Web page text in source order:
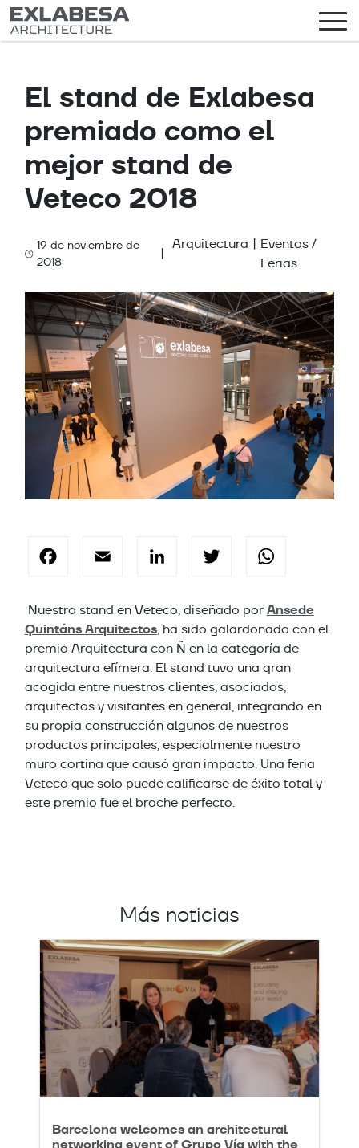
El stand de Exlabesa
premiado como el
mejor stand de
Veteco 2018
19 de noviembre de
2018
|
Categories
Arquitectura | Eventos /
Ferias
Facebook
Email LinkedInTwitter
Nuestro stand en Veteco, diseñado porAnsede
Quintáns Arquitectos, ha sido galardonado con el
premio Arquitectura con Ñ en la categoría de
arquitectura efímera. El stand tuvo una gran
acogida entre nuestros clientes, asociados,
arquitectos y visitantes en general, integrando en
su propia construcción algunos de nuestros
productos principales, especialmente nuestro
muro cortina que causó gran impacto. Una feria
Veteco que solo puede calificarse de éxito total y
este premio fue el broche perfecto.
Más noticias
Barcelona welcomes an architectural